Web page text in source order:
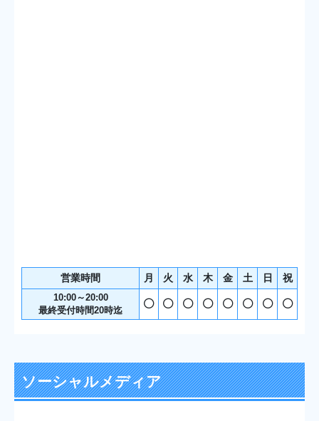
営業時間 月 火 水 木 金 土 日 祝
10:00～20:00
最終受付時間20時迄
ソーシャルメディア